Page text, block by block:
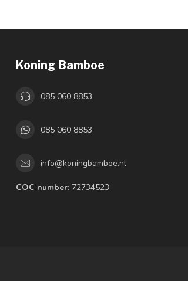
Koning Bamboe
085 060 8853
085 060 8853
info@koningbamboe.nl
COC number: 72734523